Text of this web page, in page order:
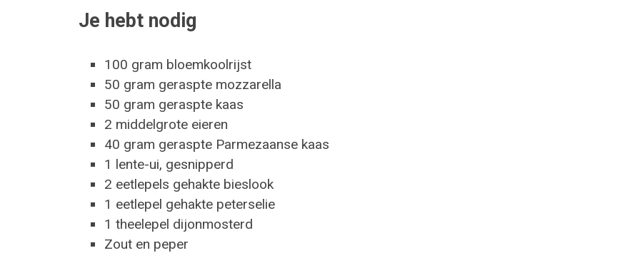
Je hebt nodig
100 gram bloemkoolrijst
50 gram geraspte mozzarella
50 gram geraspte kaas
2 middelgrote eieren
40 gram geraspte Parmezaanse kaas
1 lente-ui, gesnipperd
2 eetlepels gehakte bieslook
1 eetlepel gehakte peterselie
1 theelepel dijonmosterd
Zout en peper